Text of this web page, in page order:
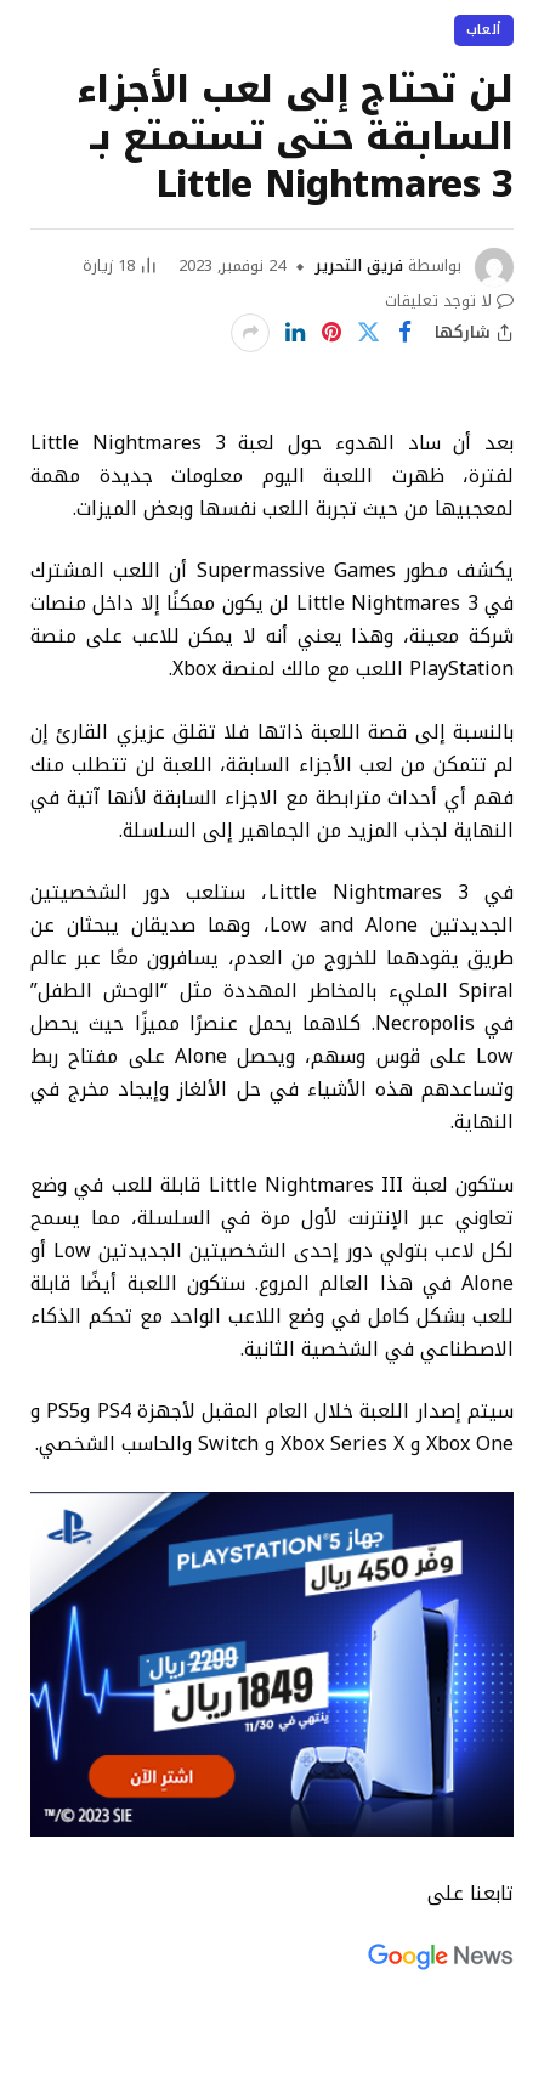
ألعاب
لن تحتاج إلى لعب الأجزاء
السابقة حتى تستمتع بـ
Little Nightmares 3
بواسطة فريق التحرير 24 نوفمبر, 2023 18 زيارة
لا توجد تعليقات
شاركها
بعد أن ساد الهدوء حول لعبة Little Nightmares 3
لفترة، ظهرت اللعبة اليوم معلومات جديدة مهمة
لمعجبيها من حيث تجربة اللعب نفسها وبعض الميزات.
يكشف مطور Supermassive Games أن اللعب المشترك
في Little Nightmares 3 لن يكون ممكنًا إلا داخل منصات
شركة معينة، وهذا يعني أنه لا يمكن للاعب على منصة
PlayStation اللعب مع مالك لمنصة Xbox.
بالنسبة إلى قصة اللعبة ذاتها فلا تقلق عزيزي القارئ إن
لم تتمكن من لعب الأجزاء السابقة، اللعبة لن تتطلب منك
فهم أي أحداث مترابطة مع الاجزاء السابقة لأنها آتية في
النهاية لجذب المزيد من الجماهير إلى السلسلة.
في Little Nightmares 3، ستلعب دور الشخصيتين
الجديدتين Low and Alone، وهما صديقان يبحثان عن
طريق يقودهما للخروج من العدم، يسافرون معًا عبر عالم
Spiral المليء بالمخاطر المهددة مثل “الوحش الطفل”
في Necropolis. كلاهما يحمل عنصرًا مميزًا حيث يحصل
Low على قوس وسهم، ويحصل Alone على مفتاح ربط
وتساعدهم هذه الأشياء في حل الألغاز وإيجاد مخرج في
النهاية.
ستكون لعبة Little Nightmares III قابلة للعب في وضع
تعاوني عبر الإنترنت لأول مرة في السلسلة، مما يسمح
لكل لاعب بتولي دور إحدى الشخصيتين الجديدتين Low أو
Alone في هذا العالم المروع. ستكون اللعبة أيضًا قابلة
للعب بشكل كامل في وضع اللاعب الواحد مع تحكم الذكاء
الاصطناعي في الشخصية الثانية.
سيتم إصدار اللعبة خلال العام المقبل لأجهزة PS4 وPS5 و
Xbox One و Xbox Series X و Switch والحاسب الشخصي.
تابعنا على